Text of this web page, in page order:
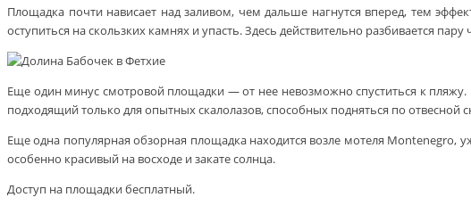
Площадка почти нависает над заливом, чем дальше нагнутся вперед, тем
оступиться на скользких камнях и упасть. Здесь действительно разбивается пару
Еще один минус смотровой площадки — от нее невозможно спуститься к
подходящий только для опытных скалолазов, способных подняться по отвесной
Еще одна популярная обзорная площадка находится возле мотеля Montenegro,
особенно красивый на восходе и закате солнца.
Доступ на площадки бесплатный.